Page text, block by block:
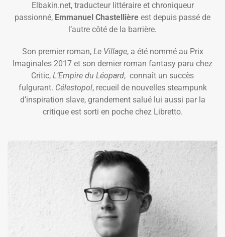
Elbakin.net, traducteur littéraire et chroniqueur
passionné, Emmanuel Chastellière est depuis passé de
l’autre côté de la barrière.
Son premier roman, Le Village, a été nommé au Prix
Imaginales 2017 et son dernier roman fantasy paru chez
Critic, L’Empire du Léopard, connaît un succès
fulgurant. Célestopol, recueil de nouvelles steampunk
d’inspiration slave, grandement salué lui aussi par la
critique est sorti en poche chez Libretto.